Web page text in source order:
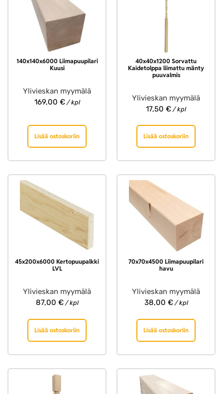
140x140x6000 Liimapuupilari
Kuusi
Ylivieskan myymälä
169,00 €/ kpl
Lisää ostoskoriin
40x40x1200 Sorvattu
Kaidetolppa liimattu mänty
puuvalmis
Ylivieskan myymälä
17,50 € / kpl
Lisää ostoskoriin
45x200x6000 Kertopuupalkki
LVL
Ylivieskan myymälä
87,00 €/ kpl
Lisää ostoskoriin
70x70x4500 Liimapuupilari
havu
Ylivieskan myymälä
38,00 €/ kpl
Lisää ostoskoriin